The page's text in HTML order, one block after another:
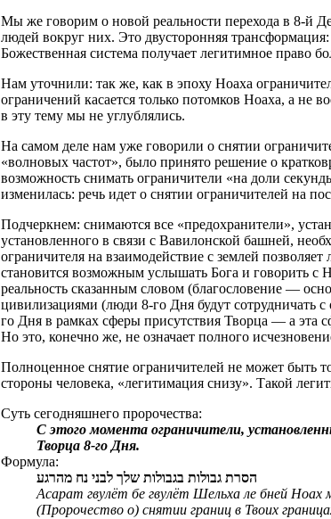
Мы же говорим о новой реальности перехода в 8-й
людей вокруг них. Это двусторонняя
Божественная система получает легитимное право
Нам уточнили: так же, как в эпоху Ноаха
ограничений касается только потомков Ноаха, а не
в эту тему мы не углублялись.
На самом деле нам уже говорили о снятии
«волновых частот», было принято решение о
возможность снимать ограничители «на доли
изменилась: речь идет о снятии ограничителей на
Подчеркнем: cнимаются все «предохранители»,
установленного в связи с Вавилонской башней,
ограничителя на взаимодействие с землей
становится возможным услышать Бога и говорить с
реальность сказанным словом (благословение —
цивилизациями (люди 8-го Дня будут сотрудничать
го Дня в рамках сферы присутствия Творца — а эта
Но это, конечно же, не означает полного
Полноценное снятие ограничителей не может быть
стороны человека, «легитимация снизу». Такой
Суть сегодняшнего пророчества:
С этого момента ограничители,
Творца 8-го Дня.
Формула:
הסרת גבולות בגבולות שלך לבני נח מהרגע
Асарат гвулёт бе гвулёт Шельха ле бней Ноах
(Пророчество о) снятии границ в Твоих